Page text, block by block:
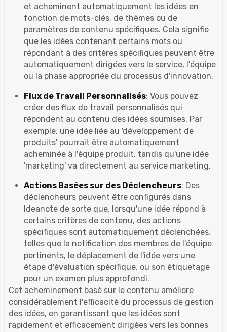
et acheminent automatiquement les idées en
fonction de mots-clés, de thèmes ou de
paramètres de contenu spécifiques. Cela signifie
que les idées contenant certains mots ou
répondant à des critères spécifiques peuvent être
automatiquement dirigées vers le service, l'équipe
ou la phase appropriée du processus d'innovation.
Flux de Travail Personnalisés: Vous pouvez
créer des flux de travail personnalisés qui
répondent au contenu des idées soumises. Par
exemple, une idée liée au 'développement de
produits' pourrait être automatiquement
acheminée à l'équipe produit, tandis qu'une idée
'marketing' va directement au service marketing.
Actions Basées sur des Déclencheurs: Des
déclencheurs peuvent être configurés dans
Ideanote de sorte que, lorsqu'une idée répond à
certains critères de contenu, des actions
spécifiques sont automatiquement déclenchées,
telles que la notification des membres de l'équipe
pertinents, le déplacement de l'idée vers une
étape d'évaluation spécifique, ou son étiquetage
pour un examen plus approfondi.
Cet acheminement basé sur le contenu améliore
considérablement l'efficacité du processus de gestion
des idées, en garantissant que les idées sont
rapidement et efficacement dirigées vers les bonnes